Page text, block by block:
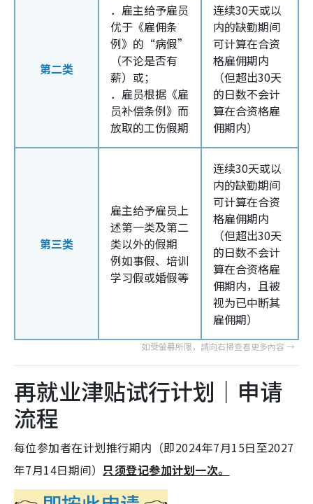
第二类
．雇主给予雇员
优于《雇佣条
例》的“病假”
（不论是否有
薪）或；
．雇员根据《雇
员补偿条例》而
放取的工伤假期
连续30天或以
内的缺勤期间
可计算在合资
格雇佣期内
（但超出30天
的日数不会计
算在合资格雇
佣期内）
第三类
雇主给予雇员上
述第一类及第二
类以外的假期
例如事假、培训
学习假或婚假等
连续30天或以
内的缺勤期间
可计算在合资
格雇佣期内
（但超出30天
的日数不会计
算在合资格雇
佣期内，且被
视为已中断其
雇佣期）
再就业津贴试行计划｜申请
流程
每位参加者在计划推行期内（即2024年7月15日至2027
年7月14日期间） 只须登记参加计划一次。